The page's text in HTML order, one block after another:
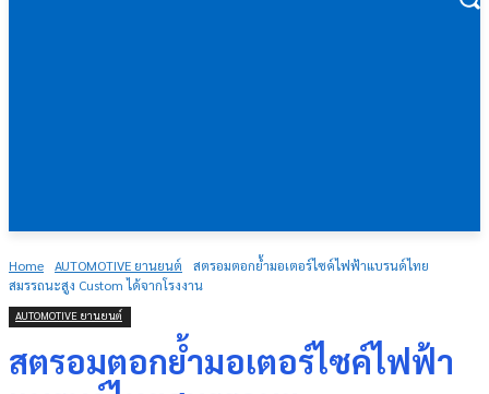
Home AUTOMOTIVE ยานยนต์
สตรอมตอกย้ำมอเตอร์ไซค์ไฟฟ้าแบรนด์ไทย
สมรรถนะสูง Custom ได้จากโรงงาน
AUTOMOTIVE ยานยนต์
สตรอมตอกย้ำมอเตอร์ไซค์ไฟฟ้า